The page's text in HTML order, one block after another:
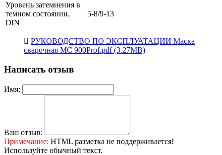
Уровень затемнения в
темном состоянии,
DIN
5-8/9-13
РУКОВОДСТВО ПО ЭКСПЛУАТАЦИИ Маска
сварочная MC 900Prof.pdf (3.27MB)
Написать отзыв
Имя:
Ваш отзыв:
Примечание: HTML разметка не поддерживается!
Используйте обычный текст.